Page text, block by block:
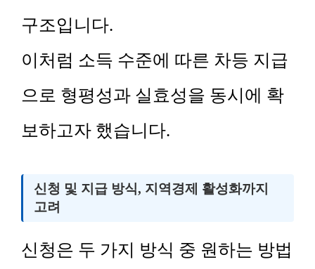
구조입니다.
이처럼 소득 수준에 따른 차등 지급
으로 형평성과 실효성을 동시에 확
보하고자 했습니다.
신청 및 지급 방식, 지역경제 활성화까지
고려
신청은 두 가지 방식 중 원하는 방법